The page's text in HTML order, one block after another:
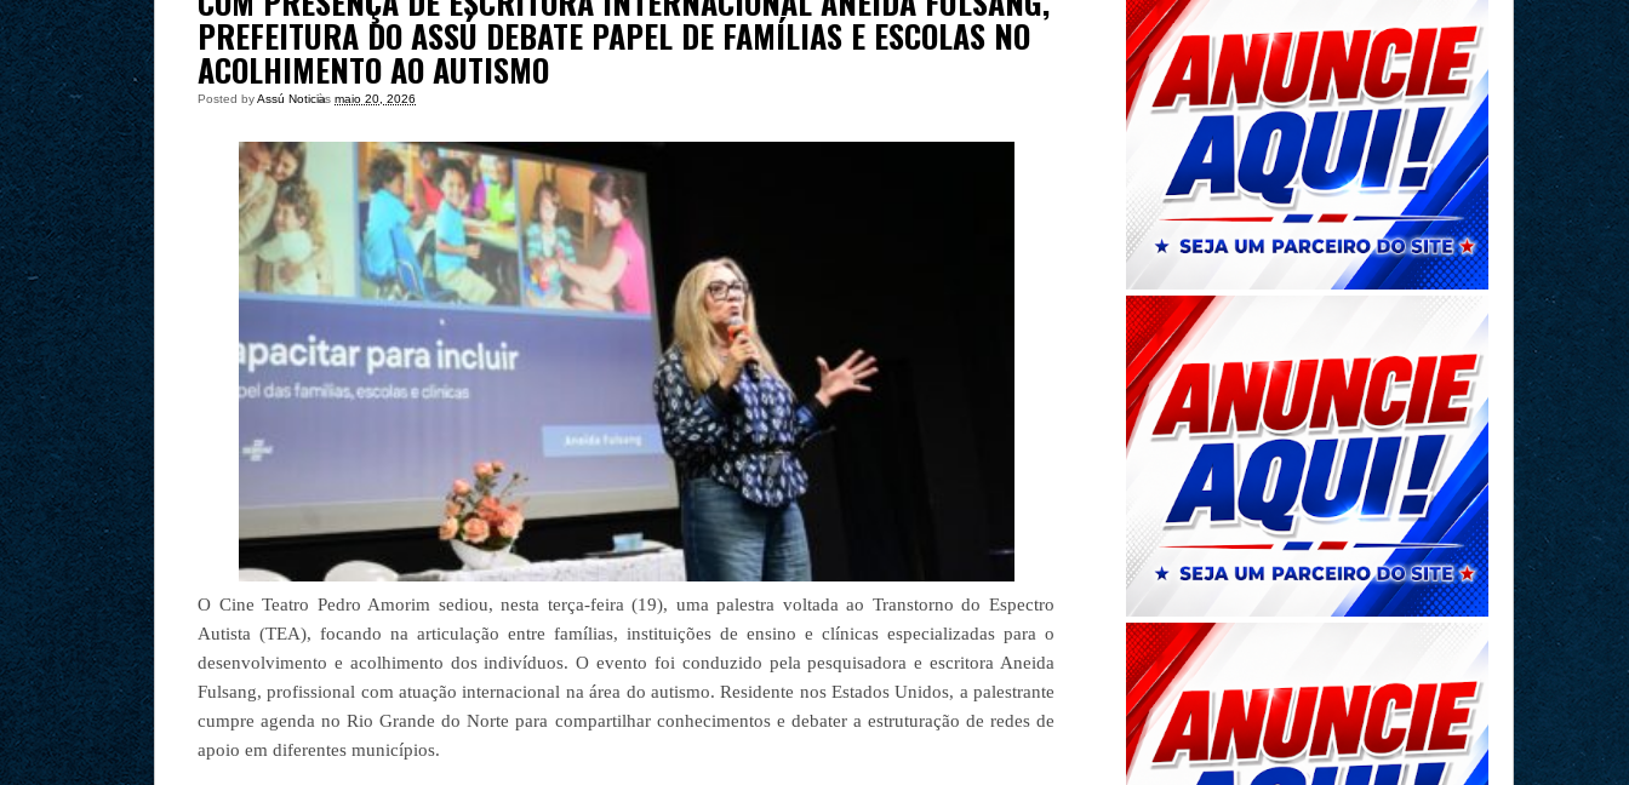
PREFEITURA DO ASSÚ DEBATE PAPEL DE FAMÍLIAS E ESCOLAS NO
ACOLHIMENTO AO AUTISMO
Posted byAssú Noticia
às maio 20, 2026
O Cine Teatro Pedro Amorim sediou, nesta terça-feira (19), uma palestra voltada ao Transtorno do Espectro
Autista (TEA), focando na articulação entre famílias, instituições de ensino e clínicas especializadas para o
desenvolvimento e acolhimento dos indivíduos. O evento foi conduzido pela pesquisadora e escritora Aneida
Fulsang, profissional com atuação internacional na área do autismo. Residente nos Estados Unidos, a palestrante
cumpre agenda no Rio Grande do Norte para compartilhar conhecimentos e debater a estruturação de redes de
apoio em diferentes municípios.